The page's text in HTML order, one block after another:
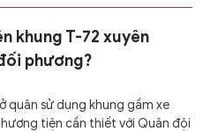
khung T-72 xuyên
phương?
quân sử dụng khung gầm xe
tiện cần thiết với Quân đội